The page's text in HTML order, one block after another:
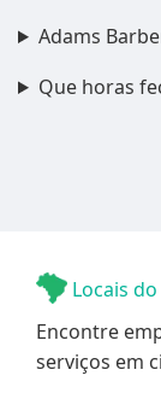
Adams
Que horas
Locais
Encontre
serviços em